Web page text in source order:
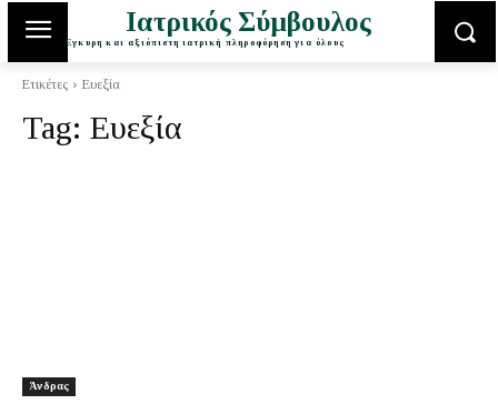
Ιατρικός Σύμβουλος
Έγκυρη και αξιόπιστη ιατρική πληροφόρηση για όλους
Ετικέτες Ευεξία
Tag: Ευεξία
Άνδρας